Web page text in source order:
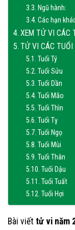
Ngũ hành:
Các hạn
XEM TỬ VI CÁC
TỬ VI CÁC TUỔI
Tuổi Tý
Tuổi Sửu
Tuổi Dần
Tuổi Mão
Tuổi Thìn
Tuổi Tỵ
Tuổi Ngọ
Tuổi Mùi
Tuổi Thân
Tuổi Dậu
Tuổi Tuất
Tuổi Hợi
Bài viết tử vi năm